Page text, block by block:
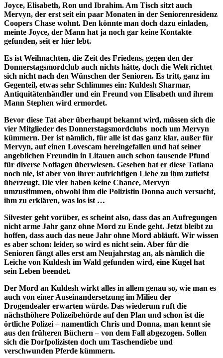
Joyce, Elisabeth, Ron und Ibrahim. Am Tisch sitzt auch
Mervyn, der erst seit ein paar Monaten in der Seniorenresidenz
Coopers Chase wohnt. Den könnte man doch dazu einladen,
meinte Joyce, der Mann hat ja noch gar keine Kontakte
gefunden, seit er hier lebt.
Es ist Weihnachten, die Zeit des Friedens, gegen den der
Donnerstagsmordclub auch nichts hätte, doch die Welt richtet
sich nicht nach den Wünschen der Senioren. Es tritt, ganz im
Gegenteil, etwas sehr Schlimmes ein: Kuldesh Sharmar,
Antiquitätenhändler und ein Freund von Elisabeth und ihrem
Mann Stephen wird ermordet.
Bevor diese Tat aber überhaupt bekannt wird, müssen sich die
vier Mitglieder des Donnerstagsmordclubs noch um Mervyn
kümmern. Der ist nämlich, für alle ist das ganz klar, außer für
Mervyn, auf einen Lovescam hereingefallen und hat seiner
angeblichen Freundin in Litauen auch schon tausende Pfund
für diverse Notlagen überwiesen. Gesehen hat er diese Tatiana
noch nie, ist aber von ihrer aufrichtigen Liebe zu ihm zutiefst
überzeugt. Die vier haben keine Chance, Mervyn
umzustimmen, obwohl ihm die Polizistin Donna auch versucht,
ihm zu erklären, was los ist …
Silvester geht vorüber, es scheint also, dass das an Aufregungen
nicht arme Jahr ganz ohne Mord zu Ende geht. Jetzt bleibt zu
hoffen, dass auch das neue Jahr ohne Mord abläuft. Wir wissen
es aber schon: leider, so wird es nicht sein. Aber für die
Senioren fängt alles erst am Neujahrstag an, als nämlich die
Leiche von Kuldesh im Wald gefunden wird, eine Kugel hat
sein Leben beendet.
Der Mord an Kuldesh wirkt alles in allem genau so, wie man es
auch von einer Auseinandersetzung im Milieu der
Drogendealer erwarten würde. Das wiederum ruft die
nächsthöhere Polizeibehörde auf den Plan und schon ist die
örtliche Polizei – namentlich Chris und Donna, man kennt sie
aus den früheren Büchern – von dem Fall abgezogen. Sollen
sich die Dorfpolizisten doch um Taschendiebe und
verschwunden Pferde kümmern.